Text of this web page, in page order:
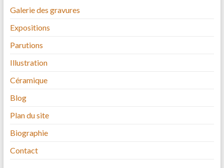
Galerie des gravures
Expositions
Parutions
Illustration
Céramique
Blog
Plan du site
Biographie
Contact